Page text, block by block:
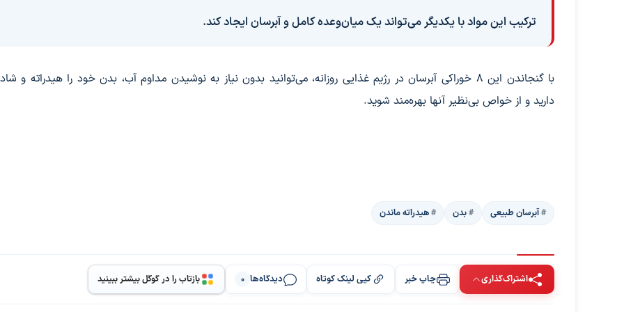
ترکیب این مواد با یکدیگر می‌تواند یک میان‌وعده کامل و آبرسان ایجاد کند.
با گنجاندن این ۸ خوراکی آبرسان در رژیم غذایی روزانه، می‌توانید بدون نیاز به نوشیدن مداوم آب، بدن خود را هیدراته و
دارید و از خواص بی‌نظیر آنها بهره‌مند شوید.
آبرسان طبیعی بدن هیدراته ماندن
اشتراک‌گذاری چاپ خبر کپی لینک کوتاه دیدگاه‌ها 0 بازتاب را در گوگل بیشتر ببینید